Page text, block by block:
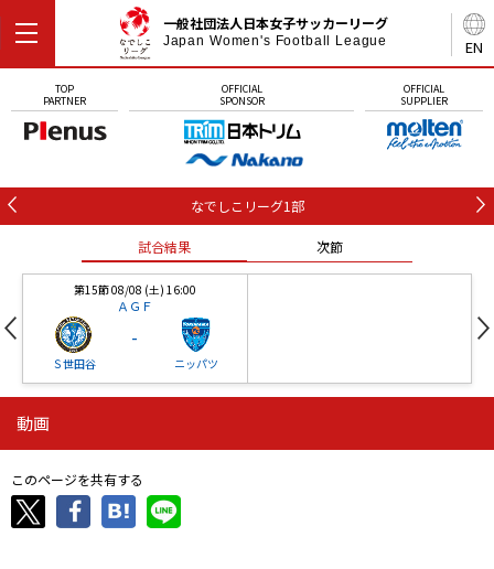
EN
一般社団法人日本女子サッカーリーグ
Japan Women's Football League
TOP
PARTNER
OFFICIAL
SPONSOR
OFFICIAL
SUPPLIER
なでしこリーグ1部
試合結果 次節
第15節 08/08 (土) 16:00
ＡＧＦ
Ｓ世田谷
-
ニッパツ
ニッパツ
ニッパツ
-
石人の星
動画
このページを共有する